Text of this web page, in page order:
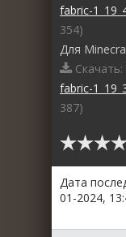
fabric-
354)
Для
Скачать:
fabric-
387)
Дата
01-2024,